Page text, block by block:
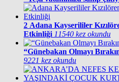
2 Adana Kayserililer
Etkinliği 11540 kez okundu
“Günebakan Olmayı
9221 kez okundu